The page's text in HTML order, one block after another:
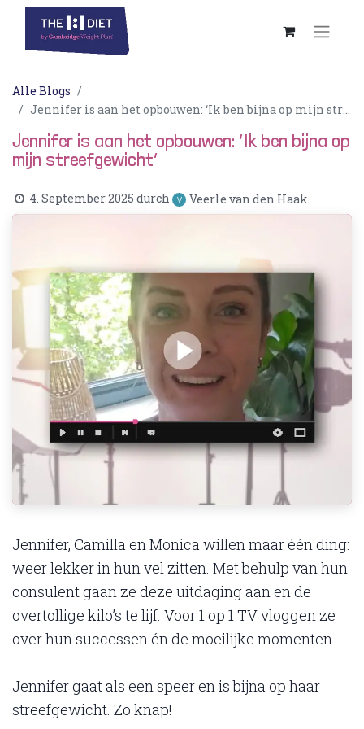
Alle Blogs
Jennifer is aan het opbouwen: ‘Ik ben bijna op mijn streefgewicht’
Jennifer is aan het opbouwen: ‘Ik ben bijna op
mijn streefgewicht’
4. September 2025 durch Veerle van den Haak
Jennifer, Camilla en Monica willen maar één ding:
weer lekker in hun vel zitten. Met behulp van hun
consulent gaan ze deze uitdaging aan en de
overtollige kilo’s te lijf. Voor 1 op 1 TV vloggen ze
over hun successen én de moeilijke momenten.
Jennifer gaat als een speer en is bijna op haar
streefgewicht. Zo knap!